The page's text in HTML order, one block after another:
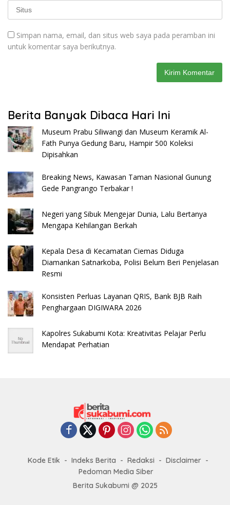
Simpan nama, email, dan situs web saya pada peramban ini
untuk komentar saya berikutnya.
Berita Banyak Dibaca Hari Ini
Museum Prabu Siliwangi dan Museum Keramik Al-
Fath Punya Gedung Baru, Hampir 500 Koleksi
Dipisahkan
Breaking News, Kawasan Taman Nasional Gunung
Gede Pangrango Terbakar !
Negeri yang Sibuk Mengejar Dunia, Lalu Bertanya
Mengapa Kehilangan Berkah
Kepala Desa di Kecamatan Ciemas Diduga
Diamankan Satnarkoba, Polisi Belum Beri Penjelasan
Resmi
Konsisten Perluas Layanan QRIS, Bank BJB Raih
Penghargaan DIGIWARA 2026
Kapolres Sukabumi Kota: Kreativitas Pelajar Perlu
Mendapat Perhatian
Kode Etik Indeks Berita Redaksi
Disclaimer
Pedoman Media Siber
Berita Sukabumi @ 2025